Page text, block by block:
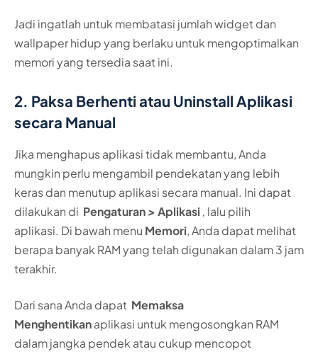
Jadi ingatlah untuk membatasi jumlah widget dan
wallpaper hidup yang berlaku untuk mengoptimalkan
memori yang tersedia saat ini.
2. Paksa Berhenti atau Uninstall Aplikasi
secara Manual
Jika menghapus aplikasi tidak membantu, Anda
mungkin perlu mengambil pendekatan yang lebih
keras dan menutup aplikasi secara manual. Ini dapat
dilakukan di Pengaturan> Aplikasi , lalu pilih
aplikasi. Di bawah menu Memori, Anda dapat melihat
berapa banyak RAM yang telah digunakan dalam 3 jam
terakhir.
Dari sana Anda dapat Memaksa
Menghentikanaplikasi untuk mengosongkan RAM
dalam jangka pendek atau cukup mencopot